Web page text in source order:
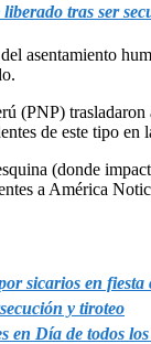
tras ser
asentamiento
(PNP)
de este tipo en
(donde
a América
sicarios en
y tiroteo
en Día de todos